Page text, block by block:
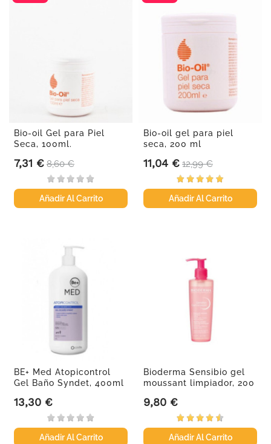
Bio-oil Gel para Piel
Seca, 100ml.
Precio
7,31 € Precio base
8,60 €
Añadir Al Carrito
Bio-oil gel para piel
seca, 200 ml
Precio
11,04 € Precio base
12,99 €
Añadir Al Carrito
BE+ Med Atopicontrol
Gel Baño Syndet, 400ml
Precio
13,30 €
Añadir Al Carrito
Bioderma Sensibio gel
moussant limpiador, 200
Precio
9,80 €
Añadir Al Carrito